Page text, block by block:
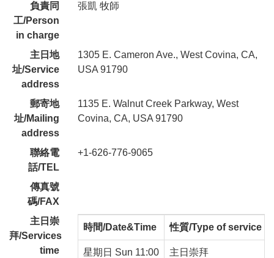
負責同
工/Person
in charge
張凱 牧師
主日地
址/Service
address
1305 E. Cameron Ave., West Covina, CA,
USA 91790
郵寄地
址/Mailing
address
1135 E. Walnut Creek Parkway, West
Covina, CA, USA 91790
聯絡電
話/TEL
+1-626-776-9065
傳真號
碼/FAX
主日崇
拜/Services
time
時間/Date&Time 性質/Type of service
星期日 Sun 11:00 主日崇拜